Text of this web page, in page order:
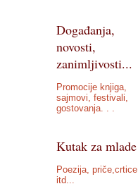
Događanja,
novosti,
zanimljivosti...
Promocije knjiga,
sajmovi, festivali,
gostovanja. . .
Kutak za mlade
Poezija, priče,crtice
itd...